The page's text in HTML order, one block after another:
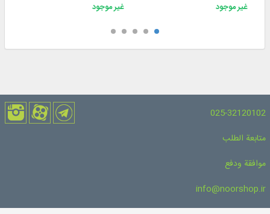
غير موجود
غير موجود
025-32120102
متابعة الطلب
موافقة ودفع
info@noorshop.ir